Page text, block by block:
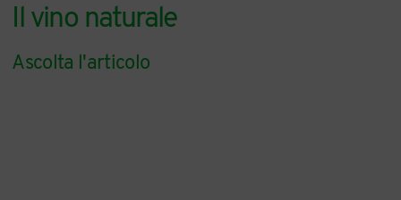
Il vino naturale
Ascolta l'articolo